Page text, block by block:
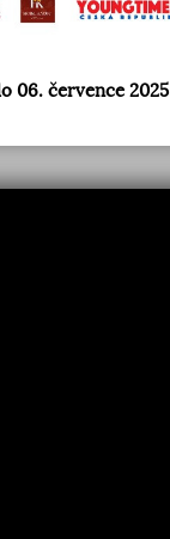
06. července